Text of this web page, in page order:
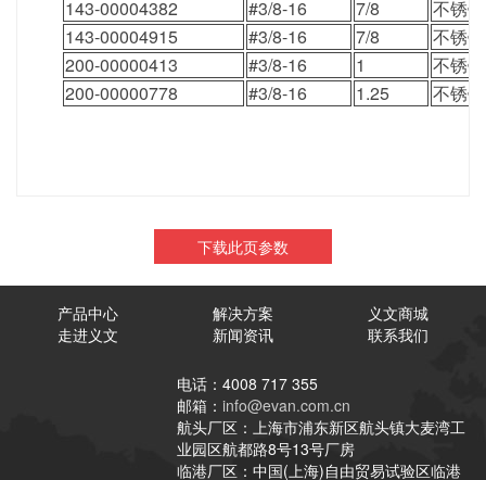
143-00004382
#3/8-16 7/8
不锈钢
143-00004915
#3/8-16 7/8
不锈钢
200-00000413
#3/8-16 1
不锈钢
200-00000778
#3/8-16 1.25 不锈钢
下载此页参数
产品中心 解决方案
义文商城
走进义文
新闻资讯 联系我们
电话：4008 717 355
邮箱： info@evan.com.cn
航头厂区：上海市浦东新区航头镇大麦湾工
业园区航都路8号13号厂房
临港厂区：中国(上海)自由贸易试验区临港